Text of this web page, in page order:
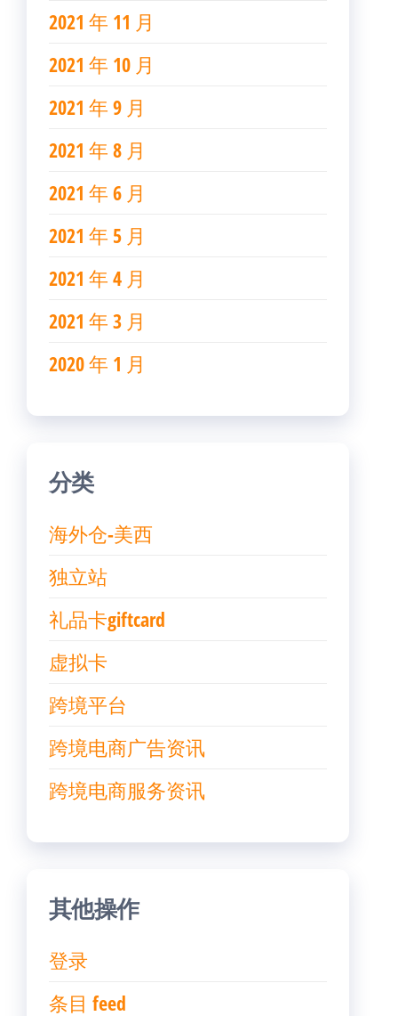
2021 年 11 月
2021 年 10 月
2021 年 9 月
2021 年 8 月
2021 年 6 月
2021 年 5 月
2021 年 4 月
2021 年 3 月
2020 年 1 月
分类
海外仓-美西
独立站
礼品卡giftcard
虚拟卡
跨境平台
跨境电商广告资讯
跨境电商服务资讯
其他操作
登录
条目 feed